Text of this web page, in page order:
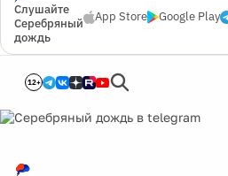
Слушайте
Серебряный
дождь
App Store Google Play
12+